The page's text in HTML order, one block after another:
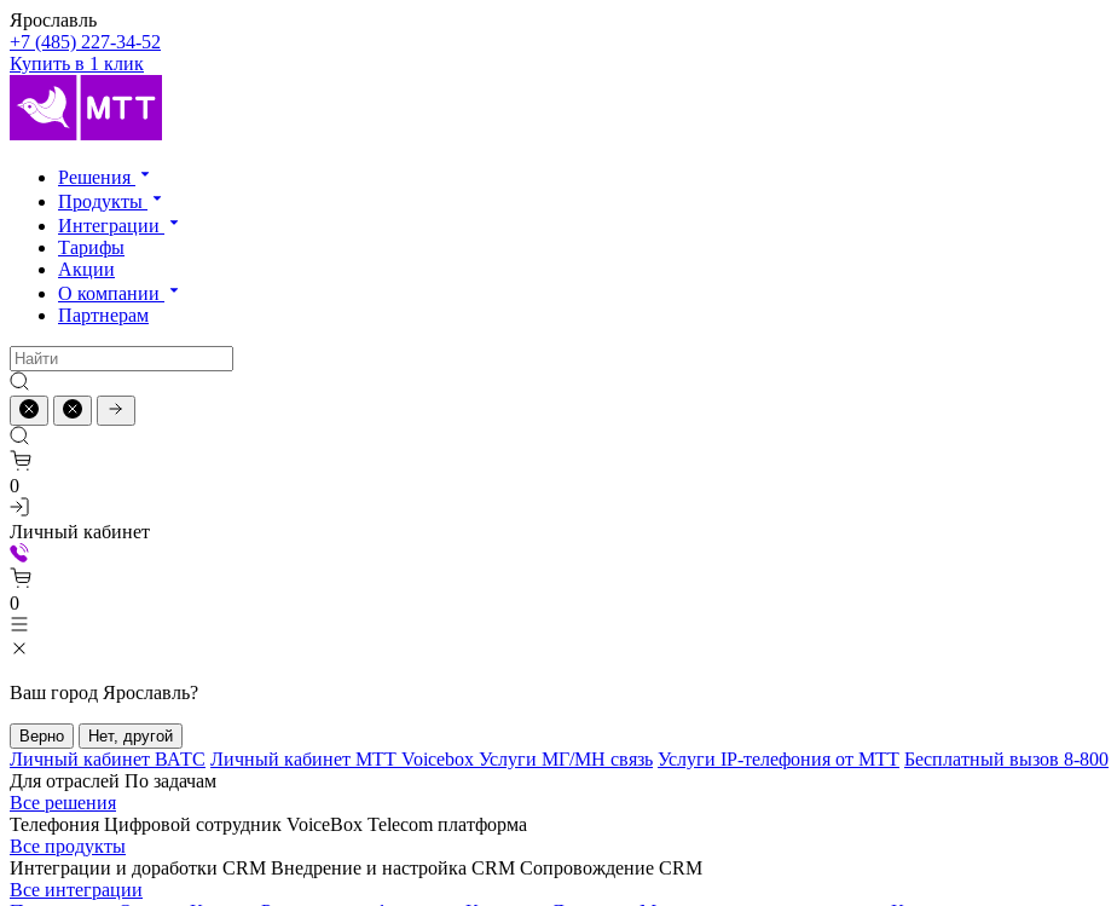
Ярославль
+7 (485) 227-34-52
Купить в 1 клик
Решения
Продукты
Интеграции
Тарифы
Акции
О компании
Партнерам
0
Личный кабинет
0
Ваш город Ярославль?
Верно Нет, другой
Личный кабинет ВАТС Личный кабинет МТТ Voicebox Услуги МГ/МН связь Услуги IP-телефония от МТТ Бесплатный вызов 8-800
Для отраслей По задачам
Все решения
Телефония Цифровой сотрудник VoiceBox Telecom платформа
Все продукты
Интеграции и доработки CRM Внедрение и настройка CRM Сопровождение CRM
Все интеграции